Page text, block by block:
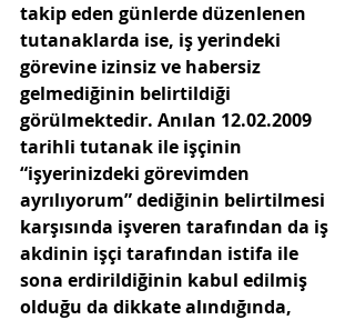
takip eden günlerde düzenlenen
tutanaklarda ise, iş yerindeki
görevine izinsiz ve habersiz
gelmediğinin belirtildiği
görülmektedir. Anılan 12.02.2009
tarihli tutanak ile işçinin
“işyerinizdeki görevimden
ayrılıyorum” dediğinin belirtilmesi
karşısında işveren tarafından da iş
akdinin işçi tarafından istifa ile
sona erdirildiğinin kabul edilmiş
olduğu da dikkate alındığında,